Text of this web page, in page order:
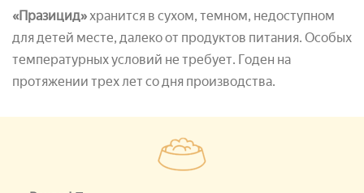
«Празицид»хранится в сухом, темном, недоступном
для детей месте, далеко от продуктов питания. Особых
температурных условий не требует. Годен на
протяжении трех лет со дня производства.